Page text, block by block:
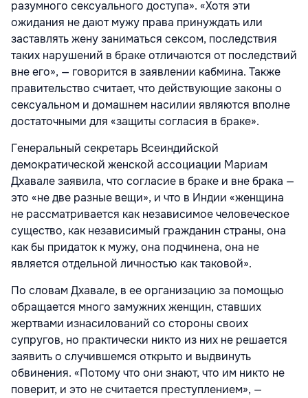
разумного сексуального доступа». «Хотя эти
ожидания не дают мужу права принуждать или
заставлять жену заниматься сексом, последствия
таких нарушений в браке отличаются от последствий
вне его», — говорится в заявлении кабмина. Также
правительство считает, что действующие законы о
сексуальном и домашнем насилии являются вполне
достаточными для «защиты согласия в браке».
Генеральный секретарь Всеиндийской
демократической женской ассоциации Мариам
Дхавале заявила, что согласие в браке и вне брака —
это «не две разные вещи», и что в Индии «женщина
не рассматривается как независимое человеческое
существо, как независимый гражданин страны, она
как бы придаток к мужу, она подчинена, она не
является отдельной личностью как таковой».
По словам Дхавале, в ее организацию за помощью
обращается много замужних женщин, ставших
жертвами изнасилований со стороны своих
супругов, но практически никто из них не решается
заявить о случившемся открыто и выдвинуть
обвинения. «Потому что они знают, что им никто не
поверит, и это не считается преступлением», —